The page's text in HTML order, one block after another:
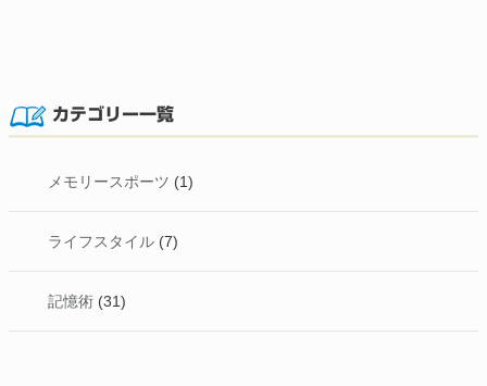
カテゴリー一覧
メモリースポーツ (1)
ライフスタイル (7)
記憶術 (31)